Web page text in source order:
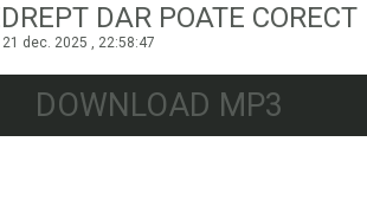
DAR POATE CORECT
dec. 2025 , 22:58:47
DOWNLOAD MP3